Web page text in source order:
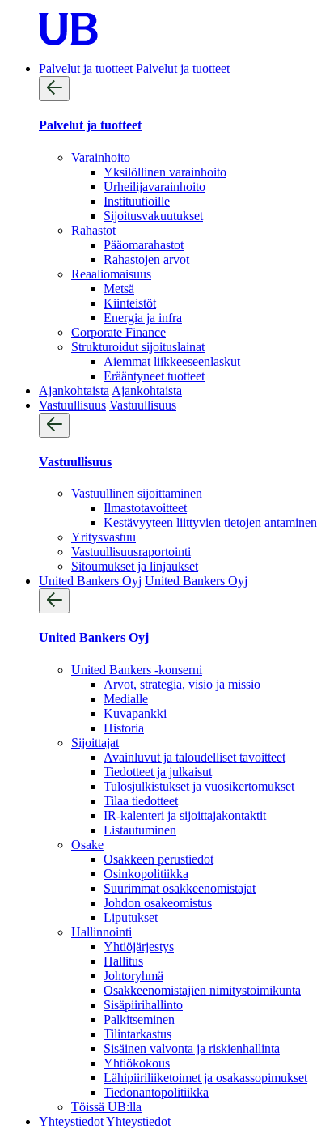
Palvelut ja tuotteet Palvelut ja tuotteet
Palvelut ja tuotteet
Varainhoito
Yksilöllinen varainhoito
Urheilijavarainhoito
Instituutioille
Sijoitusvakuutukset
Rahastot
Pääomarahastot
Rahastojen arvot
Reaaliomaisuus
Metsä
Kiinteistöt
Energia ja infra
Corporate Finance
Strukturoidut sijoituslainat
Aiemmat liikkeeseenlaskut
Erääntyneet tuotteet
Ajankohtaista Ajankohtaista
Vastuullisuus Vastuullisuus
Vastuullisuus
Vastuullinen sijoittaminen
Ilmastotavoitteet
Kestävyyteen liittyvien tietojen antaminen
Yritysvastuu
Vastuullisuus­raportointi
Sitoumukset ja linjaukset
United Bankers Oyj United Bankers Oyj
United Bankers Oyj
United Bankers -konserni
Arvot, strategia, visio ja missio
Medialle
Kuvapankki
Historia
Sijoittajat
Avainluvut ja taloudelliset tavoitteet
Tiedotteet ja julkaisut
Tulosjulkistukset ja vuosikertomukset
Tilaa tiedotteet
IR-kalenteri ja sijoittajakontaktit
Listautuminen
Osake
Osakkeen perustiedot
Osinkopolitiikka
Suurimmat osakkeenomistajat
Johdon osakeomistus
Liputukset
Hallinnointi
Yhtiöjärjestys
Hallitus
Johtoryhmä
Osakkeenomistajien nimitystoimikunta
Sisäpiirihallinto
Palkitseminen
Tilintarkastus
Sisäinen valvonta ja riskienhallinta
Yhtiökokous
Lähipiiriliiketoimet ja osakassopimukset
Tiedonantopolitiikka
Töissä UB:lla
YhteystiedotYhteystiedot